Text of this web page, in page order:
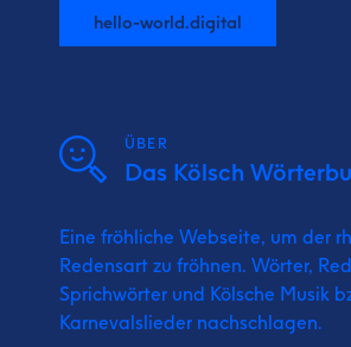
hello-world.digital
ÜBER
Das Kölsch
Eine fröhliche Webseite, um der
Redensart zu fröhnen. Wörter,
Sprichwörter und Kölsche Musik
Karnevalslieder nachschlagen.